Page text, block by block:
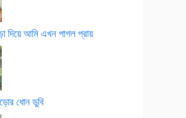
দিয়ে আমি এখন পাগল প্রায়
ধোন ডুবি